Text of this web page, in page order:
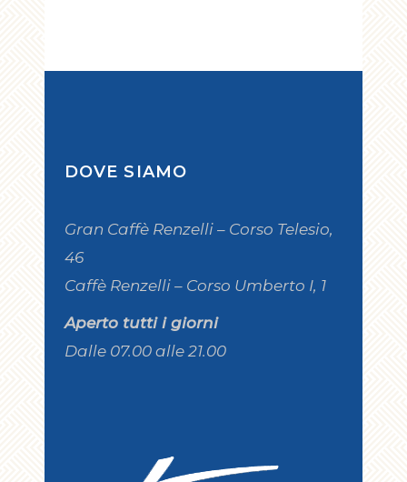
DOVE SIAMO
Gran Caffè Renzelli – Corso Telesio,
46
Caffè Renzelli – Corso Umberto I, 1
Aperto tutti i giorni
Dalle 07.00 alle 21.00